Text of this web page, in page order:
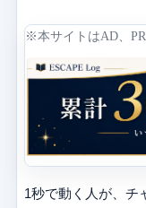
※本サイトはAD、
1秒で動く人が、チ